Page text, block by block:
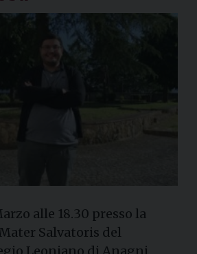
alle 18.30 presso la
Salvatoris del